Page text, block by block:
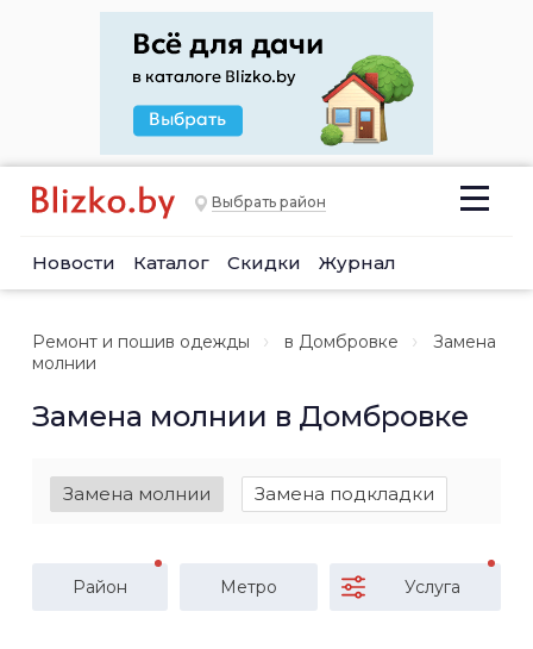
Выбрать район
Новости Каталог Скидки Журнал
Ремонт и пошив одежды в Домбровке
Замена
молнии
Замена молнии в Домбровке
Замена молнии Замена подкладки
Район Метро Услуга